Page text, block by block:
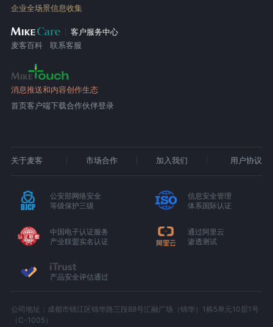
企业全场景信息收集
客户服务中心
麦客百科
联系客服
消息推送和内容创作生态
首页客户端下载合作伙伴登录
关于麦客 市场合作 加入我们 用户协议
公安部网络安全
等级保护三级
信息安全管理
体系国际认证
中国电子认证服务
产业联盟实名认证
通过阿里云
渗透测试
产品安全评估通过
公司地址：成都市锦江区锦华路三段88号汇融广场（锦华）1栋5单元10层1号
（C-1005）